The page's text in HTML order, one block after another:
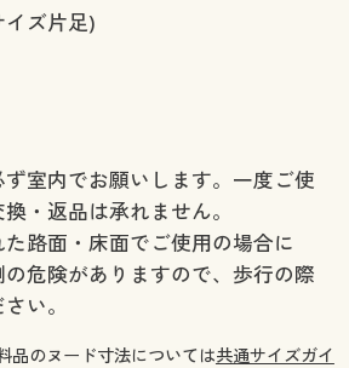
ズ片足)
室内でお願いします。一度ご使
・返品は承れません。
路面・床面でご使用の場合に
危険がありますので、歩行の際
い。
品のヌード寸法については共通サイズガイ